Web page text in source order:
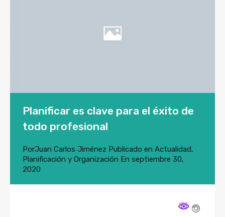
Planificar es clave para el éxito de
todo profesional
PorJuan Carlos Jiménez Publicado en Actualidad,
Planificación y Organización En septiembre 30,
2020